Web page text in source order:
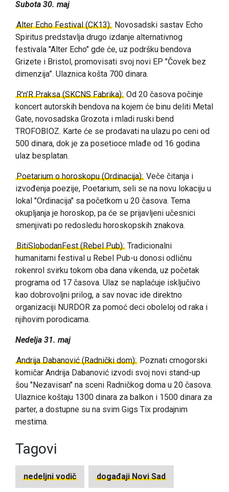
Subota 30. maj
Alter Echo Festival (CK13): Novosadski sastav Echo
Spiritus predstavlja drugo izdanje alternativnog
festivala "Alter Echo" gde će, uz podršku bendova
Grizete i Bristol, promovisati svoj novi EP "Čovek bez
dimenzija”. Ulaznica košta 700 dinara.
R’n’R Praksa (SKCNS Fabrika): Od 20 časova počinje
koncert autorskih bendova na kojem će binu deliti Metal
Gate, novosadska Grozota i mladi ruski bend
TROFOBIOZ. Karte će se prodavati na ulazu po ceni od
500 dinara, dok je za posetioce mlađe od 16 godina
ulaz besplatan.
Poetarium o horoskopu (Ordinacija): Veče čitanja i
izvođenja poezije, Poetarium, seli se na novu lokaciju u
lokal "Ordinacija" sa početkom u 20 časova. Tema
okupljanja je horoskop, pa će se prijavljeni učesnici
smenjivati po redosledu horoskopskih znakova.
BitiSlobodanFest (Rebel Pub): Tradicionalni
humanitarni festival u Rebel Pub-u donosi odličnu
rokenrol svirku tokom oba dana vikenda, uz početak
programa od 17 časova. Ulaz se naplaćuje isključivo
kao dobrovoljni prilog, a sav novac ide direktno
organizaciji NURDOR za pomoć deci oboleloj od raka i
njihovim porodicama.
Nedelja 31. maj
Andrija Dabanović (Radnički dom): Poznati crnogorski
komičar Andrija Dabanović izvodi svoj novi stand-up
šou "Nezavisan" na sceni Radničkog doma u 20 časova.
Ulaznice koštaju 1300 dinara za balkon i 1500 dinara za
parter, a dostupne su na svim Gigs Tix prodajnim
mestima.
Tagovi
nedeljni vodič događaji Novi Sad